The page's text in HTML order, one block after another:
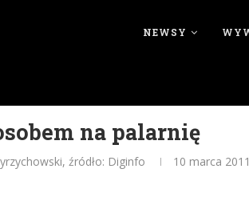
NEWSY
na palarnię
źródło: Diginfo 10 marca 2011